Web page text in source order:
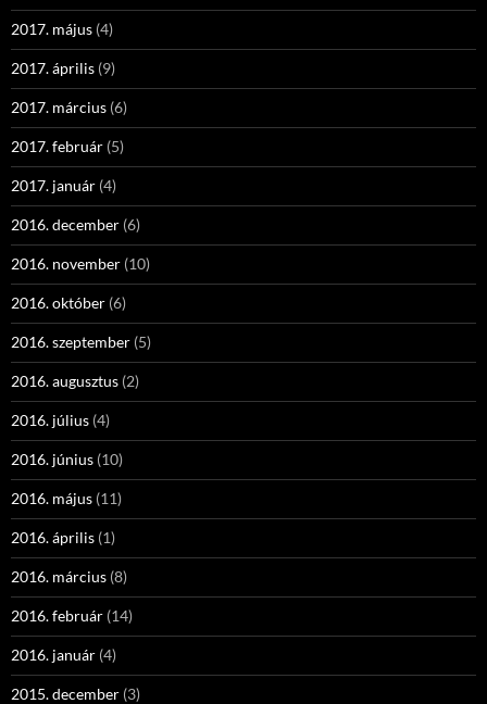
2017. május (4)
2017. április (9)
2017. március (6)
2017. február (5)
2017. január (4)
2016. december (6)
2016. november (10)
2016. október (6)
2016. szeptember (5)
2016. augusztus (2)
2016. július (4)
2016. június (10)
2016. május (11)
2016. április (1)
2016. március (8)
2016. február (14)
2016. január (4)
2015. december (3)